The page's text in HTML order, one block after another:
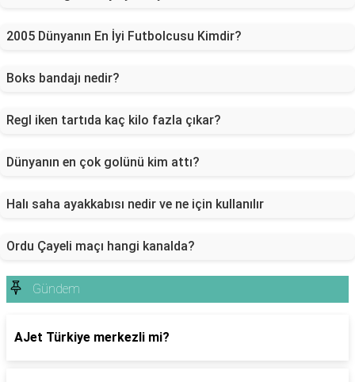
2005 Dünyanın En İyi Futbolcusu Kimdir?
Boks bandajı nedir?
Regl iken tartıda kaç kilo fazla çıkar?
Dünyanın en çok golünü kim attı?
Halı saha ayakkabısı nedir ve ne için kullanılır
Ordu Çayeli maçı hangi kanalda?
Gündem
AJet Türkiye merkezli mi?